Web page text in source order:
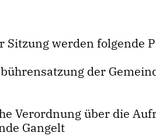
Sitzung werden folgende
der
Verordnung über die
Gangelt